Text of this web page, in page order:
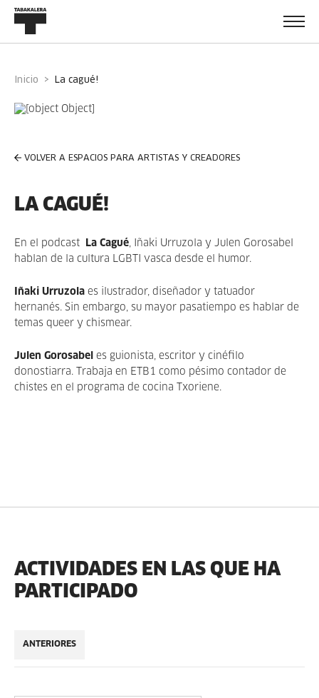
Inicio la cagué!
VOLVER A ESPACIOS PARA ARTISTAS Y CREADORES
LA CAGUÉ!
En el podcast La Cagué, Iñaki Urruzola y Julen Gorosabel
hablan de la cultura LGBTI vasca desde el humor.
Iñaki Urruzola es ilustrador, diseñador y tatuador
hernanés. Sin embargo, su mayor pasatiempo es hablar de
temas queer y chismear.
Julen Gorosabel es guionista, escritor y cinéfilo
donostiarra. Trabaja en ETB1 como pésimo contador de
chistes en el programa de cocina
Txoriene.
ACTIVIDADES EN LAS QUE HA
PARTICIPADO
ANTERIORES